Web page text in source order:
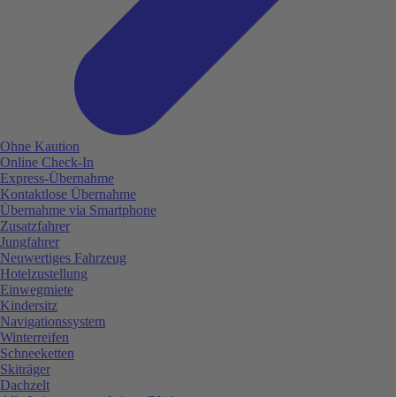
Ohne Kaution
Online Check-In
Express-Übernahme
Kontaktlose Übernahme
Übernahme via Smartphone
Zusatzfahrer
Jungfahrer
Neuwertiges Fahrzeug
Hotelzustellung
Einwegmiete
Kindersitz
Navigationssystem
Winterreifen
Schneeketten
Skiträger
Dachzelt